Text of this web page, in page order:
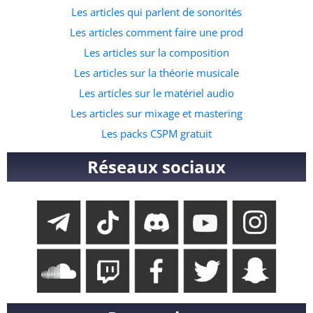
Les articles qui parlent de sonorités
Les articles comment faire une prod
Les articles sur la composition
Les articles sur la théorie musicale
Les articles sur le matériel audio
Les articles sur mixage et mastering
Les packs CSPM gratuit
Réseaux sociaux